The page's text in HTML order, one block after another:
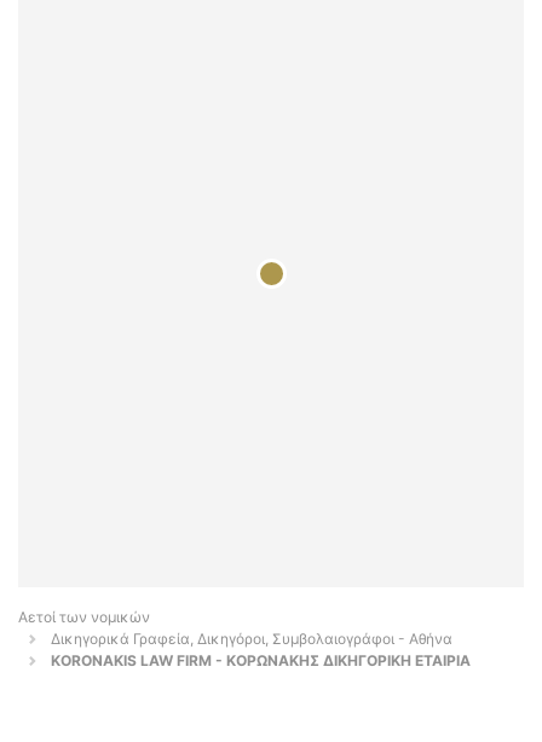
Αετοί των νομικών
Δικηγορικά Γραφεία, Δικηγόροι, Συμβολαιογράφοι - Αθήνα
KORONAKIS LAW FIRM - ΚΟΡΩΝΑΚΗΣ ΔΙΚΗΓΟΡΙΚΗ ΕΤΑΙΡΙΑ